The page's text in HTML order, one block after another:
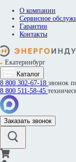
О компании
Сервисное
Гарантии
Контакты
Екатеринбург
Каталог
8 800 302-67-18 звонок
8 800 511-58-45
Заказать звонок